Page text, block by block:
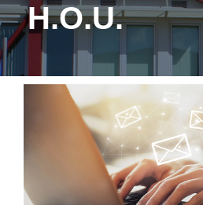
H.O.U.